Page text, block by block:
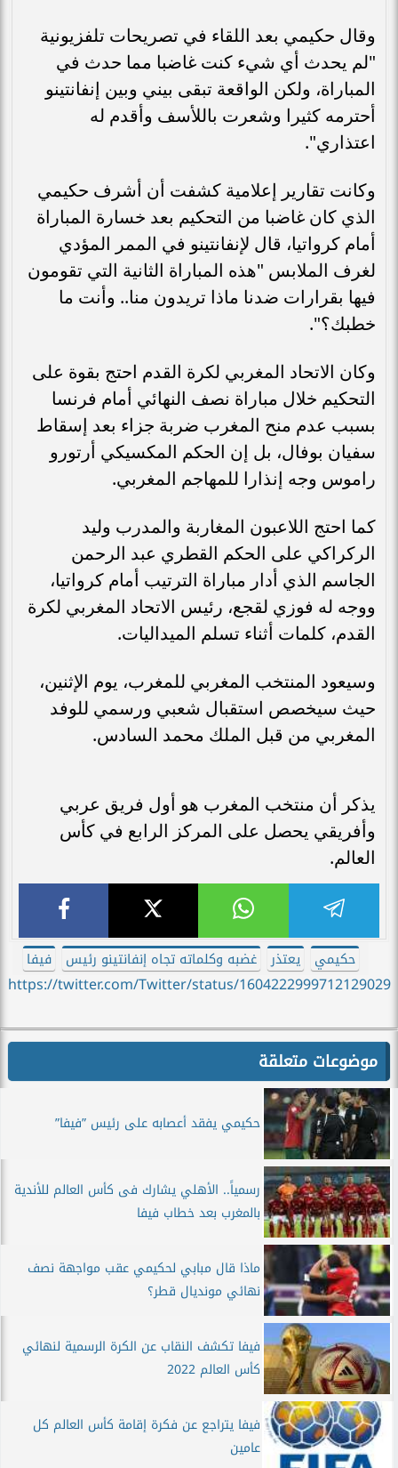
وقال حكيمي بعد اللقاء في تصريحات تلفزيونية
"لم يحدث أي شيء كنت غاضبا مما حدث في
المباراة، ولكن الواقعة تبقى بيني وبين إنفانتينو
أحترمه كثيرا وشعرت باللأسف وأقدم له
اعتذاري".
وكانت تقارير إعلامية كشفت أن أشرف حكيمي
الذي كان غاضبا من التحكيم بعد خسارة المباراة
أمام كرواتيا، قال لإنفانتينو في الممر المؤدي
لغرف الملابس "هذه المباراة الثانية التي تقومون
فيها بقرارات ضدنا ماذا تريدون منا.. وأنت ما
خطبك؟".
وكان الاتحاد المغربي لكرة القدم احتج بقوة على
التحكيم خلال مباراة نصف النهائي أمام فرنسا
بسبب عدم منح المغرب ضربة جزاء بعد إسقاط
سفيان بوفال، بل إن الحكم المكسيكي أرتورو
راموس وجه إنذارا للمهاجم المغربي.
كما احتج اللاعبون المغاربة والمدرب وليد
الركراكي على الحكم القطري عبد الرحمن
الجاسم الذي أدار مباراة الترتيب أمام كرواتيا،
ووجه له فوزي لقجع، رئيس الاتحاد المغربي لكرة
القدم، كلمات أثناء تسلم الميداليات.
وسيعود المنتخب المغربي للمغرب، يوم الإثنين،
حيث سيخصص استقبال شعبي ورسمي للوفد
المغربي من قبل الملك محمد السادس.
يذكر أن منتخب المغرب هو أول فريق عربي
وأفريقي يحصل على المركز الرابع في كأس
العالم.
حكيمي يعتذر غضبه وكلماته تجاه إنفانتينو رئيس فيفا
https://twitter.com/Twitter/status/1604222999712129029
موضوعات متعلقة
حكيمي يفقد أعصابه على رئيس ”فيفا”
رسمياً.. الأهلي يشارك فى كأس العالم للأندية
بالمغرب بعد خطاب فيفا
ماذا قال مبابي لحكيمي عقب مواجهة نصف
نهائي مونديال قطر؟
فيفا تكشف النقاب عن الكرة الرسمية لنهائي
كأس العالم 2022
فيفا يتراجع عن فكرة إقامة كأس العالم كل
عامين